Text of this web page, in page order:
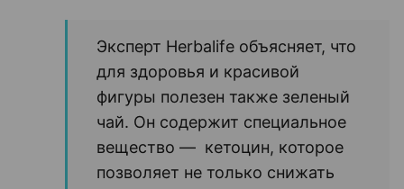
Эксперт Herbalife объясняет, что
для здоровья и красивой
фигуры полезен также зеленый
чай. Он содержит специальное
вещество — кетоцин, которое
позволяет не только снижать